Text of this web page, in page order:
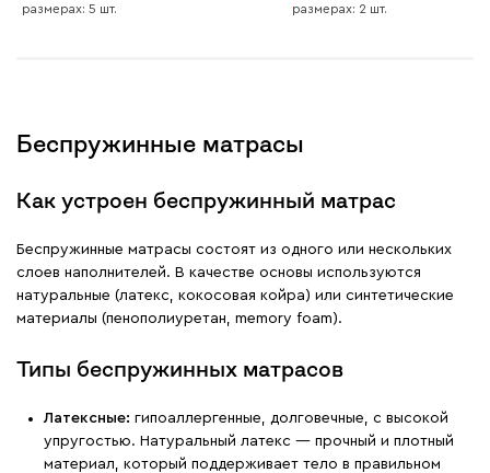
размерах: 5 шт.
размерах: 2 шт.
Беспружинные матрасы
Как устроен беспружинный матрас
Беспружинные матрасы состоят из одного или нескольких
слоев наполнителей. В качестве основы используются
натуральные (латекс, кокосовая койра) или синтетические
материалы (пенополиуретан, memory foam).
Типы беспружинных матрасов
Латексные: гипоаллергенные, долговечные, с высокой
упругостью. Натуральный латекс — прочный и плотный
материал, который поддерживает тело в правильном